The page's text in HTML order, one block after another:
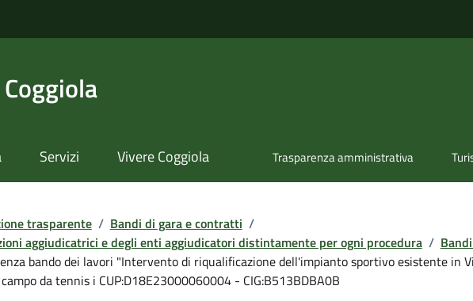
Servizi Vivere Coggiola Trasparenza amministrativa
trasparente / Bandi di gara e contratti /
aggiudicatrici e degli enti aggiudicatori distintamente per ogni procedura /
bando dei lavori "Intervento di riqualificazione dell'impianto sportivo esistente in
da tennis i CUP:D18E23000060004 - CIG:B513BDBA0B